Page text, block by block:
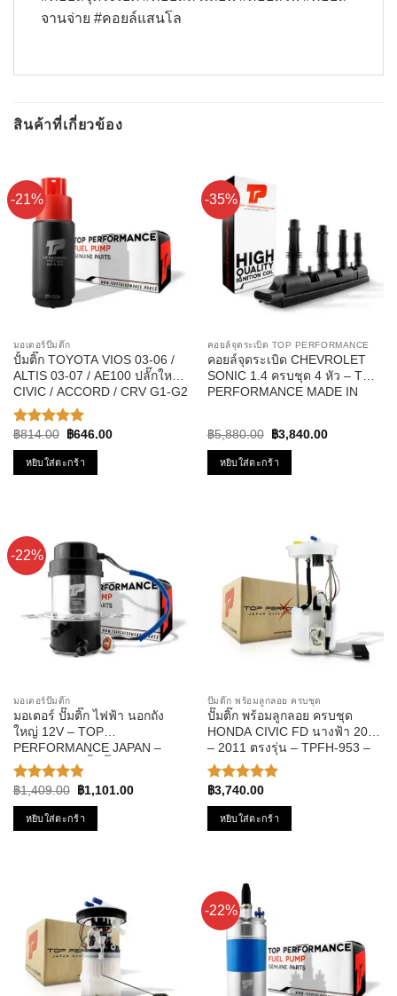
จานจ่าย #คอยล์แสนโล
สินค้าที่เกี่ยวข้อง
-21%
มอเตอร์ปั๊มติ๊ก
ปั้มติ๊ก TOYOTA VIOS 03-06 /
ALTIS 03-07 / AE100 ปลั๊กใหญ่ /
CIVIC / ACCORD / CRV G1-G2
รหัส TPFT-004 – TOP
PERFPRMANCE JAPAN
ให้คะแนน
5.00ตั้งแต่
1-5
คะแนน
฿814.00
Original
was:
฿814.00.
฿646.00Current
หยิบใส่ตะกร้า
-35%
คอยล์จุดระเบิด TOP PERFORMANCE
คอยล์จุดระเบิด CHEVROLET
SONIC 1.4 ครบชุด 4 หัว – TOP
PERFORMANCE MADE IN
฿5,880.00
Original
was:
฿5,880.00.
฿3,840.00Current
หยิบใส่ตะกร้า
-22%
มอเตอร์ปั๊มติ๊ก
มอเตอร์ ปั๊มติ๊ก ไฟฟ้า นอกถัง
ใหญ่ 12V – TOP
PERFORMANCE JAPAN –
TPFB-304 – ปั้มติ๊ก BOSCH
ดัดแปลงใส่รถได้ทุกยี่ห้อ
ให้คะแนน
4.86ตั้งแต่
1-5
คะแนน
฿1,409.00
Original
was:
฿1,409.00.
฿1,101.00Current
หยิบใส่ตะกร้า
ปั๊มติ๊ก พร้อมลูกลอย ครบชุด
ปั๊มติ๊ก พร้อมลูกลอย ครบชุด
HONDA CIVIC FD นางฟ้า 2006
– 2011 ตรงรุ่น – TPFH-953 –
TOP PERFORMANCE JAPAN
– ปั๊มติก ซีวิค
ให้คะแนน
5.00ตั้งแต่
1-5
คะแนน
฿3,740.00
หยิบใส่ตะกร้า
-22%